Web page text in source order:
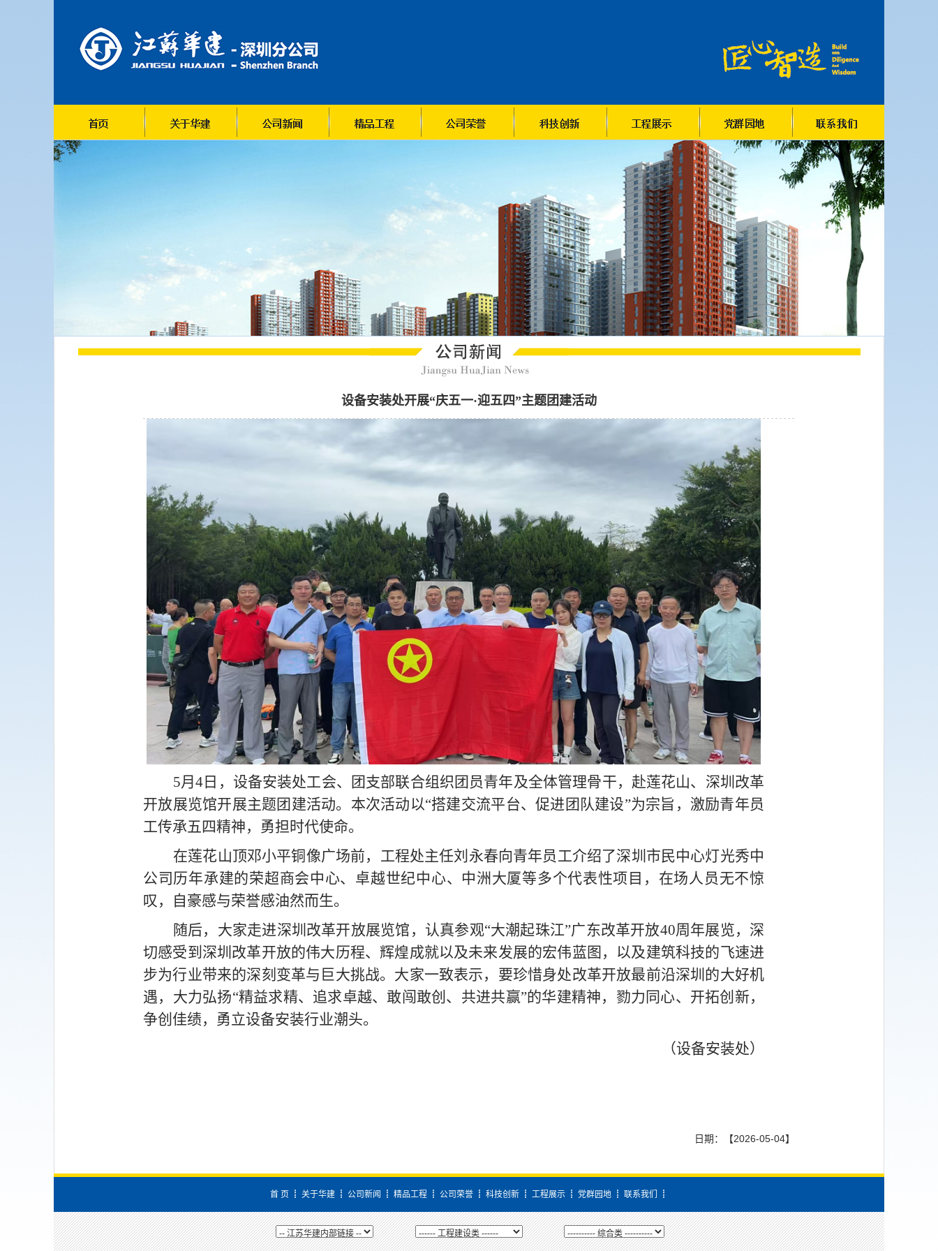
设备安装处开展“庆五一·迎五四”主题团建活动
5月4日，设备安装处工会、团支部联合组织团员青年及全体管理骨干，赴莲花山、深圳改革
开放展览馆开展主题团建活动。本次活动以“搭建交流平台、促进团队建设”为宗旨，激励青年员
工传承五四精神，勇担时代使命。
在莲花山顶邓小平铜像广场前，工程处主任刘永春向青年员工介绍了深圳市民中心灯光秀中
公司历年承建的荣超商会中心、卓越世纪中心、中洲大厦等多个代表性项目，在场人员无不惊
叹，自豪感与荣誉感油然而生。
随后，大家走进深圳改革开放展览馆，认真参观“大潮起珠江”广东改革开放40周年展览，深
切感受到深圳改革开放的伟大历程、辉煌成就以及未来发展的宏伟蓝图，以及建筑科技的飞速进
步为行业带来的深刻变革与巨大挑战。大家一致表示，要珍惜身处改革开放最前沿深圳的大好机
遇，大力弘扬“精益求精、追求卓越、敢闯敢创、共进共赢”的华建精神， 勠力同心、开拓创新，
争创佳绩，勇立设备安装行业潮头。
（设备安装处）
日期：【2026-05-04】
首 页 ┋ 关于华建 ┋ 公司新闻 ┋ 精品工程 ┋ 公司荣誉 ┋ 科技创新 ┋ 工程展示 ┋ 党群园地 ┋ 联系我们 ┋